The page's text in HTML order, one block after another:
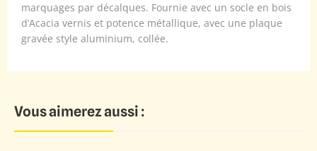
marquages par décalques. Fournie avec un socle en bois
d’Acacia vernis et potence métallique, avec une plaque
gravée style aluminium, collée.
Vous aimerez aussi :